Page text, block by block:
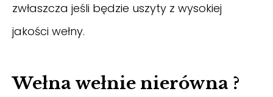
zwłaszcza jeśli będzie uszyty z wysokiej
jakości wełny.
Wełna wełnie nierówna ?